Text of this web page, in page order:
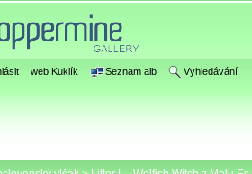
web Kuklík Seznam alb Vyhledávání